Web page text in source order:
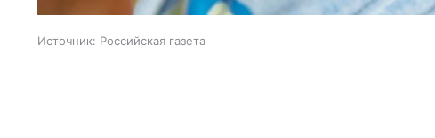
Источник: Российская газета